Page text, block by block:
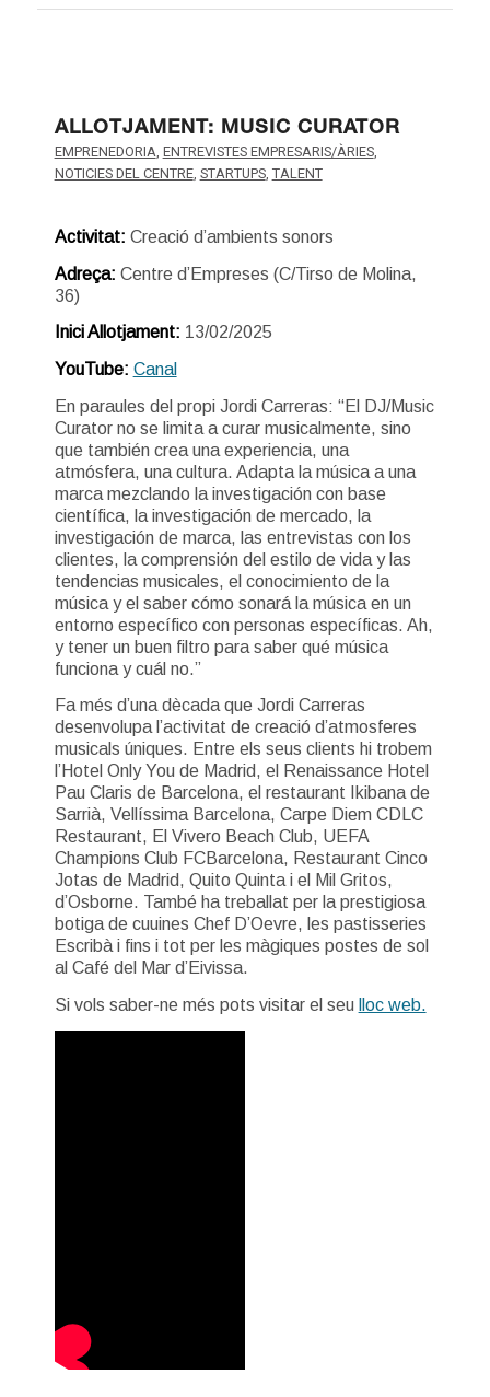
ALLOTJAMENT: MUSIC CURATOR
EMPRENEDORIA ENTREVISTES EMPRESARIS/ÀRIES,
NOTICIES DEL CENTRE, STARTUPS, TALENT
Activitat: Creació d’ambients sonors
Adreça: Centre d’Empreses (C/Tirso de Molina,
36)
Inici Allotjament: 13/02/2025
YouTube: Canal
En paraules del propi Jordi Carreras: “El DJ/Music
Curator no se limita a curar musicalmente, sino
que también crea una experiencia, una
atmósfera, una cultura. Adapta la música a una
marca mezclando la investigación con base
científica, la investigación de mercado, la
investigación de marca, las entrevistas con los
clientes, la comprensión del estilo de vida y las
tendencias musicales, el conocimiento de la
música y el saber cómo sonará la música en un
entorno específico con personas específicas. Ah,
y tener un buen filtro para saber qué música
funciona y cuál no.”
Fa més d’una dècada que Jordi Carreras
desenvolupa l’activitat de creació d’atmosferes
musicals úniques. Entre els seus clients hi trobem
l’Hotel Only You de Madrid, el Renaissance Hotel
Pau Claris de Barcelona, el restaurant Ikibana de
Sarrià, Vellíssima Barcelona, Carpe Diem CDLC
Restaurant, El Vivero Beach Club, UEFA
Champions Club FCBarcelona, Restaurant Cinco
Jotas de Madrid, Quito Quinta i el Mil Gritos,
d’Osborne. També ha treballat per la prestigiosa
botiga de cuuines Chef D’Oevre, les pastisseries
Escribà i fins i tot per les màgiques postes de sol
al Café del Mar d’Eivissa.
Si vols saber-ne més pots visitar el seu lloc web.